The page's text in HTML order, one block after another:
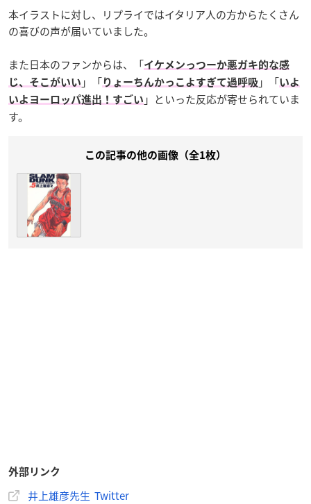
本イラストに対し、リプライではイタリア人の方からたくさん
の喜びの声が届いていました。
また日本のファンからは、「イケメンっつーか悪ガキ的な感
じ、そこがいい 」「 りょーちんかっこよすぎて過呼吸 」「いよ
いよヨーロッパ進出！すごい 」といった反応が寄せられていま
す。
この記事の他の画像（全1枚）
外部リンク
井上雄彦先生 Twitter